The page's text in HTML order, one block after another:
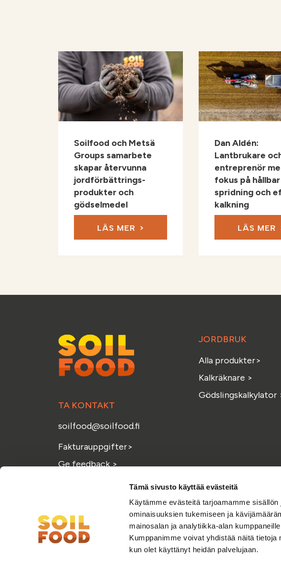
Tämä sivusto käyttää evästeitä
Käytämme evästeitä tarjoamamme
ominaisuuksien tukemiseen ja
mainosalan ja analytiikka-alan
Kumppanimme voivat yhdistää näitä tietoja
kun olet käyttänyt heidän palvelujaan.
Soilfood och Metsä
Groups samarbete
skapar återvunna
jordförbättrings-
produkter och
gödselmedel
LÄS MER
Dan Aldén:
Lantbrukare
entreprenör
fokus på hållbar
spridning och
kalkning
LÄS MER
TA KONTAKT
soilfood@soilfood.fi
Fakturauppgifter>
Ge feedback>
JORDBRUK
Alla produkter>
Kalkräknare >
Gödslingskalkylator
Du hittar oss